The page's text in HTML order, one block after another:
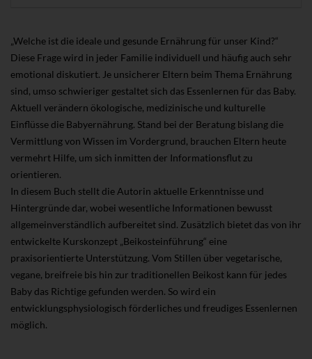
„Welche ist die ideale und gesunde Ernährung für unser Kind?“
Diese Frage wird in jeder Familie individuell und häufig auch sehr
emotional diskutiert. Je unsicherer Eltern beim Thema Ernährung
sind, umso schwieriger gestaltet sich das Essenlernen für das Baby.
Aktuell verändern ökologische, medizinische und kulturelle
Einflüsse die Babyernährung. Stand bei der Beratung bislang die
Vermittlung von Wissen im Vordergrund, brauchen Eltern heute
vermehrt Hilfe, um sich inmitten der Informationsflut zu
orientieren.
In diesem Buch stellt die Autorin aktuelle Erkenntnisse und
Hintergründe dar, wobei wesentliche Informationen bewusst
allgemeinverständlich aufbereitet sind. Zusätzlich bietet das von ihr
entwickelte Kurskonzept „Beikosteinführung“ eine
praxisorientierte Unterstützung. Vom Stillen über vegetarische,
vegane, breifreie bis hin zur traditionellen Beikost kann für jedes
Baby das Richtige gefunden werden. So wird ein
entwicklungsphysiologisch förderliches und freudiges Essenlernen
möglich.